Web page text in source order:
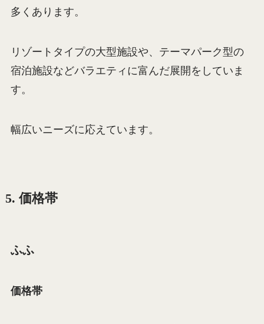
多くあります。
リゾートタイプの大型施設や、テーマパーク型の
宿泊施設などバラエティに富んだ展開をしていま
す。
幅広いニーズに応えています。
5. 価格帯
ふふ
価格帯